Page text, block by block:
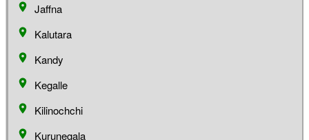
Jaffna
Kalutara
Kandy
Kegalle
Kilinochchi
Kurunegala